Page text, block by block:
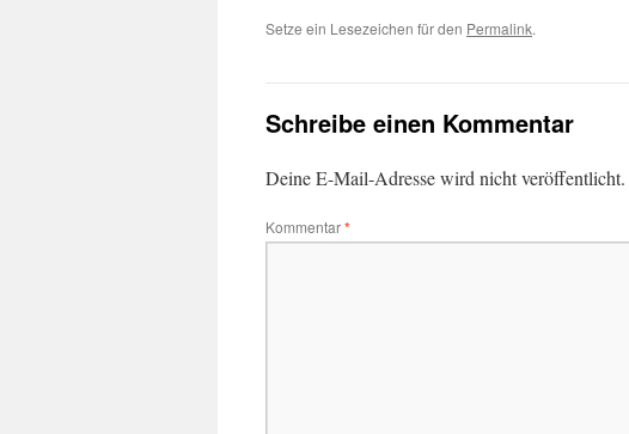
Setze ein Lesezeichen für den Permalink.
Schreibe einen Kommentar
Deine E-Mail-Adresse wird nicht veröffentlicht.
Kommentar*